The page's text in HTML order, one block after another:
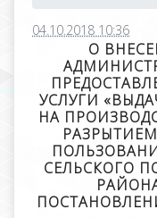
04.10.2018 10:36
О
УСЛУГИ
НА
СЕЛЬСКОГО